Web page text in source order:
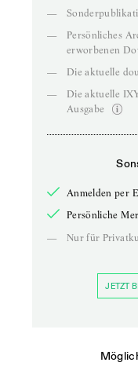
—
—
Persönliches
erworbenen
—
Die aktuelle
—
Die aktuelle
Ausgabe
Anmelden per
Persönliche
—
Nur für
JETZT